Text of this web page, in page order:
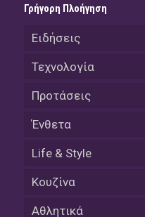
Γρήγορη Πλοήγηση
Ειδήσεις
Τεχνολογία
Προτάσεις
Ένθετα
Life & Style
Κουζίνα
Αθλητικά